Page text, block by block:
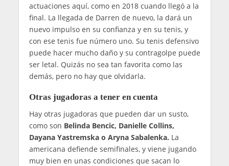
actuaciones aquí, como en 2018 cuando llegó a la
final. La llegada de Darren de nuevo, la dará un
nuevo impulso en su confianza y en su tenis, y
con ese tenis fue número uno. Su tenis defensivo
puede hacer mucho daño y su contragolpe puede
ser letal. Quizás no sea tan favorita como las
demás, pero no hay que olvidarla.
Otras jugadoras a tener en cuenta
Hay otras jugadoras que pueden dar un susto,
como son Belinda Bencic, Danielle Collins,
Dayana Yastremska o Aryna Sabalenka. La
americana defiende semifinales, y viene jugando
muy bien en unas condiciones que sacan lo